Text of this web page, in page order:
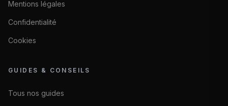
Mentions légales
Confidentialité
Cookies
GUIDES & CONSEILS
Tous nos guides